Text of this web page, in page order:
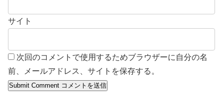
サイト
次回のコメントで使用するためブラウザーに自分の名
前、メールアドレス、サイトを保存する。